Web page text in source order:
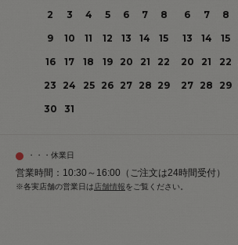
2
3 4 5 6 7
8
9
10 11 12 13 14
15
16
17 18 19 20 21
22
23
24 25 26 27 28 29
30
31
6
7 8
13
14 15
20
21 22
27 28 29
・・・休業日
営業時間：10:30～16:00（ご注文は24時間受付）
※各実店舗の営業日は店舗情報をご覧ください。